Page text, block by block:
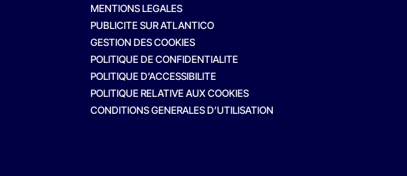
MENTIONS LEGALES
PUBLICITE SUR ATLANTICO
GESTION DES COOKIES
POLITIQUE DE CONFIDENTIALITE
POLITIQUE D’ACCESSIBILITE
POLITIQUE RELATIVE AUX COOKIES
CONDITIONS GENERALES D’UTILISATION